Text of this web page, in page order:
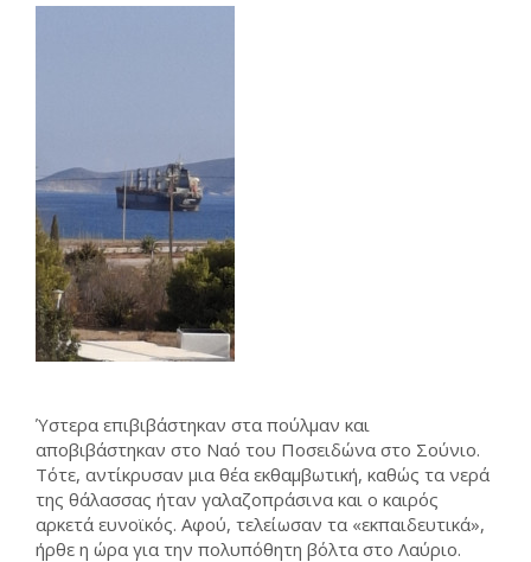
Ύστερα επιβιβάστηκαν στα πούλμαν και
αποβιβάστηκαν στο Ναό του Ποσειδώνα στο Σούνιο.
Τότε, αντίκρυσαν μια θέα εκθαμβωτική, καθώς τα νερά
της θάλασσας ήταν γαλαζοπράσινα και ο καιρός
αρκετά ευνοϊκός. Αφού, τελείωσαν τα «εκπαιδευτικά»,
ήρθε η ώρα για την πολυπόθητη βόλτα στο Λαύριο.